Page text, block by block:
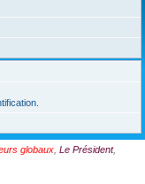
globaux Le Président,